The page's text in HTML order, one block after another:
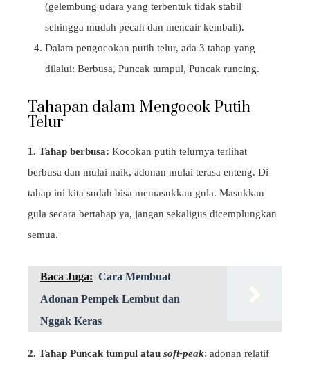
(gelembung udara yang terbentuk tidak stabil
sehingga mudah pecah dan mencair kembali).
Dalam pengocokan putih telur, ada 3 tahap yang
dilalui: Berbusa, Puncak tumpul, Puncak runcing.
Tahapan dalam Mengocok Putih
Telur
1. Tahap berbusa: Kocokan putih telurnya terlihat
berbusa dan mulai naik, adonan mulai terasa enteng. Di
tahap ini kita sudah bisa memasukkan gula. Masukkan
gula secara bertahap ya, jangan sekaligus dicemplungkan
semua.
Baca Juga: Cara Membuat
Adonan Pempek Lembut dan
Nggak Keras
2. Tahap Puncak tumpul atau soft-peak: adonan relatif